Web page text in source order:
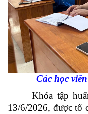
Các học
Khóa tập
13/6/2026, được tổ